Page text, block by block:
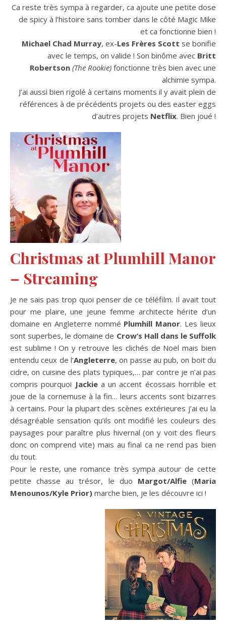
Ca reste très sympa à regarder, ca ajoute une petite dose
de spicy à l’histoire sans tomber dans le côté Magic Mike
et ca fonctionne bien !
Michael Chad Murray, ex-Les Frères Scott se bonifie
avec le temps, on valide ! Son binôme avec Britt
Robertson (The Rookie) fonctionne très bien avec une
alchimie sympa.
J’ai aussi bien rigolé à certains moments il y avait plein de
références à de précédents projets ou des easter eggs
d’autres projets Netflix. Bien joué !
Christmas at Plumhill Manor
– Streaming
Je ne sais pas trop quoi penser de ce téléfilm. Il avait tout
pour me plaire, une jeune femme architecte hérite d’un
domaine en Angleterre nommé Plumhill Manor. Les lieux
sont superbes, le domaine de Crow’s Hall dans le Suffolk
est sublime ! On y retrouve les clichés de Noël mais bien
entendu ceux de l’Angleterre, on passe au pub, on boit du
cidre, on cuisine des plats typiques,… par contre je n’ai pas
compris pourquoi Jackiea un accent écossais horrible et
joue de la cornemuse à la fin… leurs accents sont bizarres
à certains. Pour la plupart des scènes extérieures j’ai eu la
désagréable sensation qu’ils ont modifié les couleurs des
paysages pour paraître plus hivernal (on y voit des fleurs
donc on comprend vite) mais au final ca ne rend pas bien
du tout.
Pour le reste, une romance très sympa autour de cette
petite chasse au trésor, le duo Margot/Alfie(Maria
Menounos/Kyle Prior) marche bien, je les découvre ici !